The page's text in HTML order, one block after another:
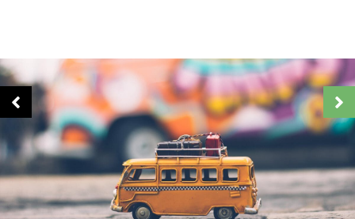
Dans Blog africain
Quels sont les cadeaux les plus populaires
en Afrique ?
13 octobre 2025 0
Cadeaux populaires en Afrique en 2025 : tendances, contextes et